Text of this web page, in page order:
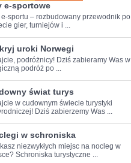
e-sportowe
e-sportu – rozbudowany przewodnik po
gier, turniejów i ...
uroki Norwegi
podróżnicy! Dziś ⁤zabieramy Was⁤ w
podróż po ...
świat turys
w cudownym świecie turystyki
Dziś zabierzemy Was ...
w schroniska
niezwykłych miejsc na nocleg w
Schroniska ⁢turystyczne ...